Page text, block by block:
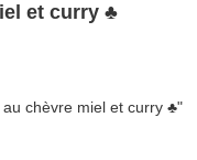
et curry ♣